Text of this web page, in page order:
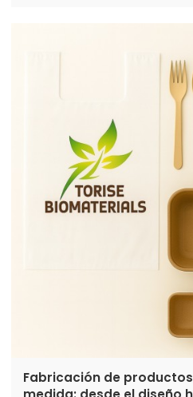
plantas de compostaje
beneficios ambientales
ofrece soluciones de
certificadas que, al
completan la economía
Fabricación de